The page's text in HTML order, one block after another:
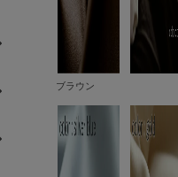
ブラウン